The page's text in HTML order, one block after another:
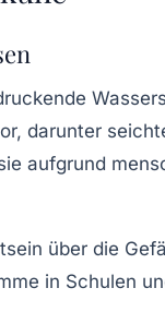
darunter
aufgrund
über die
in Schulen